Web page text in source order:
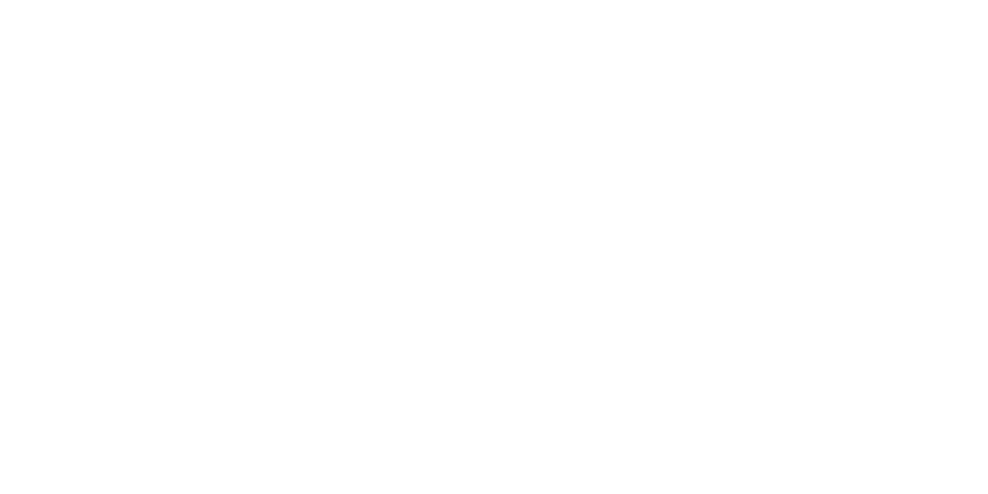
dle počasí, cca 17 m2), pergolu a terasu na slunění, koupelnu/WC, jacuzzi, klimatizaci, TV/sat., DVD,
cca 50 m2.
ložnice a obývacího pokoje s prostorem na spaní, celkem cca 70 m2.